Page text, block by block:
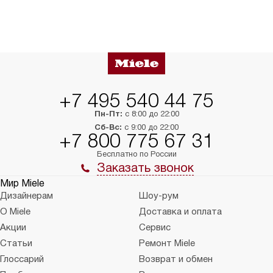
+7 495 540 44 75
Пн-Пт: с 8:00 до 22:00
Сб-Вс: с 9:00 до 22:00
+7 800 775 67 31
Бесплатно по России
Заказать звонок
Мир Miele
Дизайнерам
Шоу-рум
О Miele
Доставка и оплата
Акции
Сервис
Статьи
Ремонт Miele
Глоссарий
Возврат и обмен